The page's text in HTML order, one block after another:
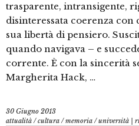
trasparente, intransigente,
disinteressata coerenza con
sua libertà di pensiero.
quando navigava – e
corrente. È con la sincerità
Margherita Hack, …
30 Giugno 2013
attualità /cultura /memoria /università |